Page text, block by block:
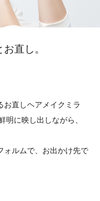
直し。
お直しヘアメイクミラ
明に映し出しながら、
ルムで、 お出かけ先で